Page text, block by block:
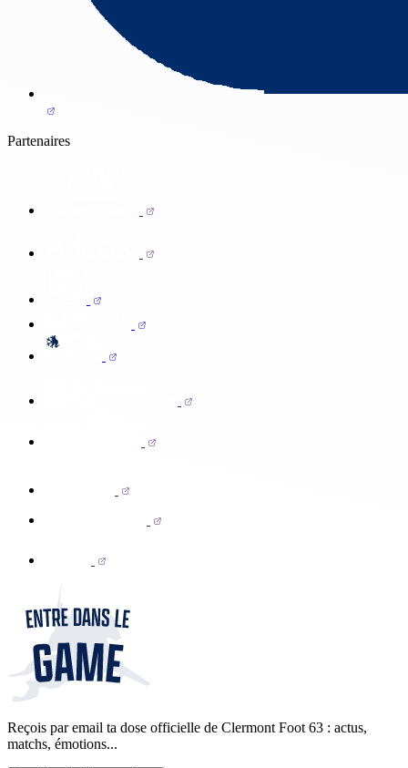
Partenaires
Reçois par email ta dose officielle de Clermont Foot 63 : actus,
matchs, émotions...